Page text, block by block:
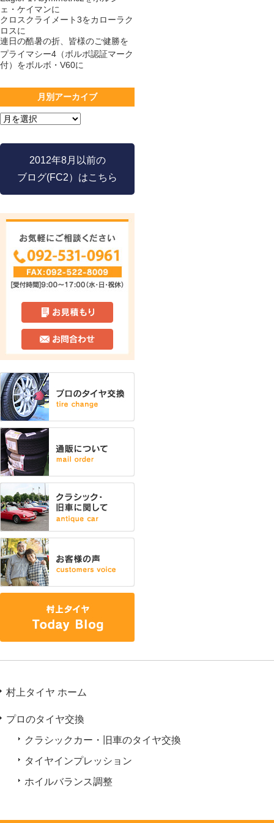
ェ・ケイマンに
クロスクライメート3をカローラク
ロスに
連日の酷暑の折、皆様のご健勝を
プライマシー4（ボルボ認証マーク
付）をボルボ・V60に
月別アーカイブ
2012年8月以前の
ブログ(FC2）はこちら
村上タイヤ ホーム
プロのタイヤ交換
クラシックカー・旧車のタイヤ交換
タイヤインプレッション
ホイルバランス調整